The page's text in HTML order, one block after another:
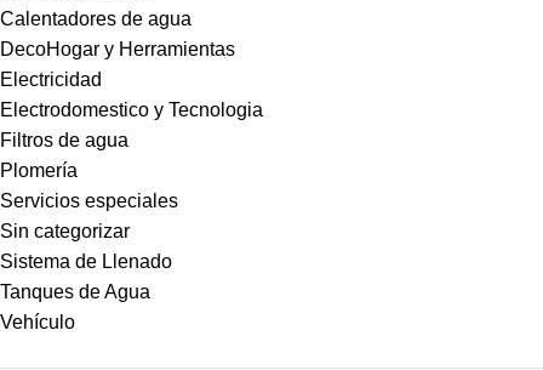
Calentadores de agua
DecoHogar y Herramientas
Electricidad
Electrodomestico y Tecnologia
Filtros de agua
Plomería
Servicios especiales
Sin categorizar
Sistema de Llenado
Tanques de Agua
Vehículo